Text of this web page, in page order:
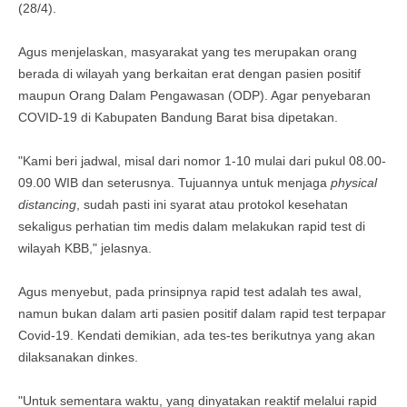
(28/4).
Agus menjelaskan, masyarakat yang tes merupakan orang
berada di wilayah yang berkaitan erat dengan pasien positif
maupun Orang Dalam Pengawasan (ODP). Agar penyebaran
COVID-19 di Kabupaten Bandung Barat bisa dipetakan.
"Kami beri jadwal, misal dari nomor 1-10 mulai dari pukul 08.00-
09.00 WIB dan seterusnya. Tujuannya untuk menjaga physical
distancing , sudah pasti ini syarat atau protokol kesehatan
sekaligus perhatian tim medis dalam melakukan rapid test di
wilayah KBB," jelasnya.
Agus menyebut, pada prinsipnya rapid test adalah tes awal,
namun bukan dalam arti pasien positif dalam rapid test terpapar
Covid-19. Kendati demikian, ada tes-tes berikutnya yang akan
dilaksanakan dinkes.
"Untuk sementara waktu, yang dinyatakan reaktif melalui rapid